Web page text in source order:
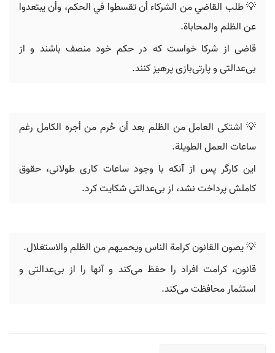
💡 طلب القاضي من الشركاء أن تقسطوا في الحكم، وأن يبتعدوا
عن الظلم والمحاباة.
قاضی از شرکا خواست که در حکم خود منصف باشند و از
بی‌عدالتی و پارتی‌بازی پرهیز کنند.
💡 اشتكى العامل من الظلم بعد أن حُرم من أجره الكامل رغم
ساعات العمل الطويلة.
این کارگر پس از آنکه با وجود ساعات کاری طولانی، حقوق
کاملش پرداخت نشد، از بی‌عدالتی شکایت کرد.
💡 يصون القانون كرامة الناس ويحميهم من الظلم والاستغلال.
قانون، کرامت افراد را حفظ می‌کند و آنها را از بی‌عدالتی و
استثمار محافظت می‌کند.